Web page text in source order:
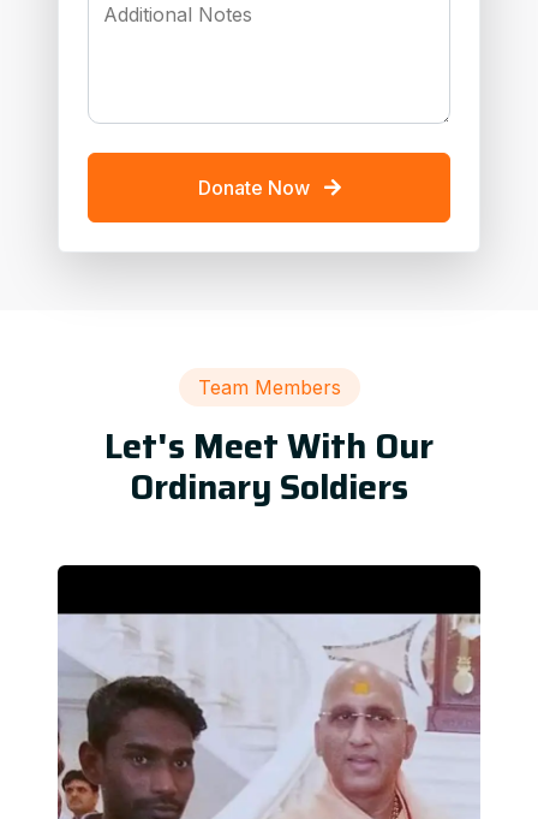
Additional Notes
Donate Now
Team Members
Let's Meet With Our
Ordinary Soldiers